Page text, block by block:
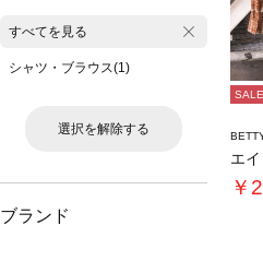
すべてを見る
シャツ・ブラウス(1)
選択を解除する
ブランド
SALE
￥